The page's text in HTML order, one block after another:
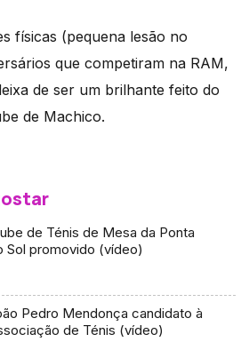
físicas (pequena lesão no
que competiram na RAM,
de ser um brilhante feito do
de Machico.
de Ténis de Mesa da Ponta
Sol promovido (vídeo)
Pedro Mendonça candidato à
de Ténis (vídeo)